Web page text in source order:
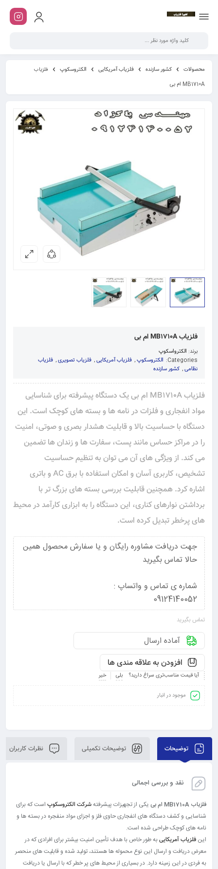
محصولات کشور سازنده فلزیاب آمریکایی الکتروسکوپ
فلزیاب
MB1710A ام بی
فلزیاب MB1710A ام بی
برند: الکترواسکوپ
Categories: الکتروسکوپ, فلزیاب آمریکایی, فلزیاب تصویری, فلزیاب
نظامی, کشور سازنده
فلزیاب MB1710A ام بی یک دستگاه پیشرفته برای شناسایی
مواد انفجاری و فلزات در نامه‌ ها و بسته‌ های کوچک است. این
دستگاه با حساسیت بالا و قابلیت هشدار بصری و صوتی، امنیت
را در مراکز حساس مانند پست، سفارت‌ ها و زندان‌ ها تضمین
می‌ کند. از ویژگی‌ های آن می‌ توان به تنظیم حساسیت
تشخیص، کاربری آسان و امکان استفاده با برق AC و باتری
اشاره کرد. همچنین قابلیت بررسی بسته‌ های بزرگ‌ تر با
برداشتن نوارهای کناری، این دستگاه را به ابزاری کارآمد در محیط‌
های پرخطر تبدیل کرده است.
جهت دریافت مشاوره رایگان و یا سفارش محصول همین
حالا تماس بگیرید
شماره ی تماس و واتساپ :
09124140052
تماس بگیرید
آماده ارسال
افزودن به علاقه مندی ها
آیا قیمت مناسب‌تری سراغ دارید؟ بلی خیر
موجود در انبار
توضیحات توضیحات تکمیلی نظرات کاربران
نقد و بررسی اجمالی
فلزیاب MB1710A ام بی یکی از تجهیزات پیشرفته‌شرکت الکتروسکوپ است که برای
شناسایی و کشف دستگاه‌ های انفجاری حاوی فلز و اجزای مواد منفجره در بسته‌ ها و
نامه‌ های کوچک طراحی شده است.
این فلزیاب آمریکاییبه‌ طور خاص با هدف تأمین امنیت بیشتر برای افرادی که در
معرض دریافت و ارسال این نوع محموله‌ ها هستند، تولید شده و قابلیت‌ های منحصر
به‌ فردی در این زمینه دارد. در بسیاری از محیط‌ های پر خطر که با ارسال یا دریافت